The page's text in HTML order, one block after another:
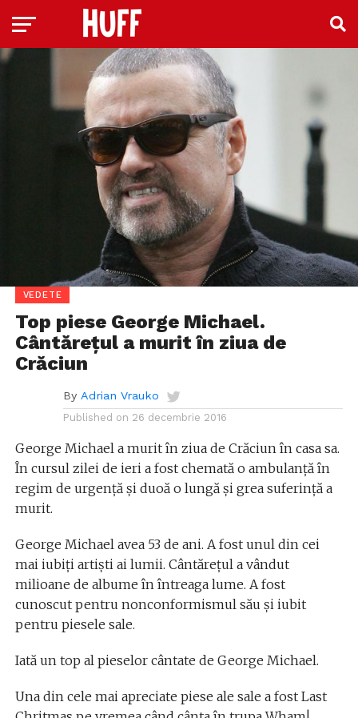
VEDETE
Top piese George Michael.
Cântărețul a murit în ziua de
Crăciun
By Adrian Vrauko
Published on 26 decembrie 2016
George Michael a murit în ziua de Crăciun în casa sa.
În cursul zilei de ieri a fost chemată o ambulanță în
regim de urgență și duoă o lungă și grea suferință a
murit.
George Michael avea 53 de ani. A fost unul din cei
mai iubiți artiști ai lumii. Cântărețul a vândut
milioane de albume în întreaga lume. A fost
cunoscut pentru nonconformismul său și iubit
pentru piesele sale.
Iată un top al pieselor cântate de George Michael.
Una din cele mai apreciate piese ale sale a fost Last